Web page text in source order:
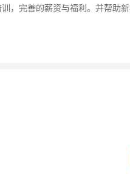
，完善的薪资与福利。并帮助